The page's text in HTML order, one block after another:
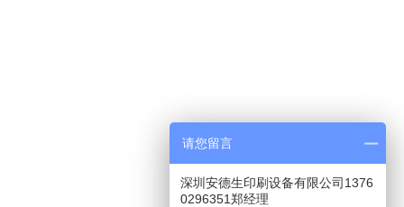
请您留言
深圳安德生印刷设备有限公司1376
0296351郑经理